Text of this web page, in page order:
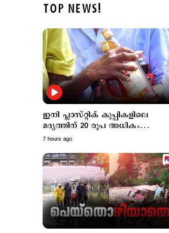
TOP NEWS!
ഇനി പ്ലാസ്റ്റിക് കുപ്പികളിലെ
മദ്യത്തിന് 20 രൂപ അധികം
നല്‍കേണ്ട; തീരുമാനം പിന്‍വലിച്ചു
7 hours ago